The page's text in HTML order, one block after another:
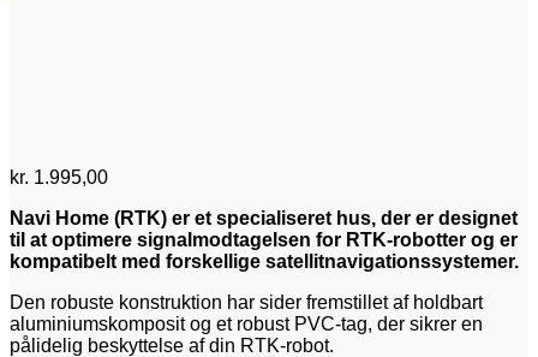
kr. 1.995,00
Navi Home (RTK) er et specialiseret hus, der er designet
til at optimere signalmodtagelsen for RTK-robotter og er
kompatibelt med forskellige satellitnavigationssystemer.
Den robuste konstruktion har sider fremstillet af holdbart
aluminiumskomposit og et robust PVC-tag, der sikrer en
pålidelig beskyttelse af din RTK-robot.